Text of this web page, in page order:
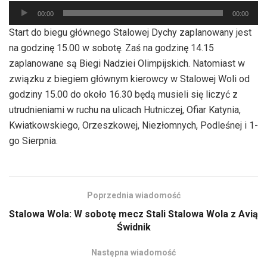
Odtwarzacz
plików
dźwiękowych
00:00 00:00
Start do biegu głównego Stalowej Dychy zaplanowany jest
na godzinę 15.00 w sobotę. Zaś na godzinę 14.15
zaplanowane są Biegi Nadziei Olimpijskich. Natomiast w
związku z biegiem głównym kierowcy w Stalowej Woli od
godziny 15.00 do około 16.30 będą musieli się liczyć z
utrudnieniami w ruchu na ulicach Hutniczej, Ofiar Katynia,
Kwiatkowskiego, Orzeszkowej, Niezłomnych, Podleśnej i 1-
go Sierpnia.
Poprzednia wiadomość
Stalowa Wola: W sobotę mecz Stali Stalowa Wola z Avią
Świdnik
Następna wiadomość